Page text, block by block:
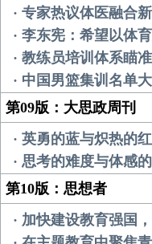
· 专家热议体医融合
· 李东宪：希望以体
· 教练员培训体系瞄
· 中国男篮集训名单
第09版：大思政周刊
· 英勇的蓝与炽热的红
· 思考的难度与体感
第10版：思想者
· 加快建设教育强国